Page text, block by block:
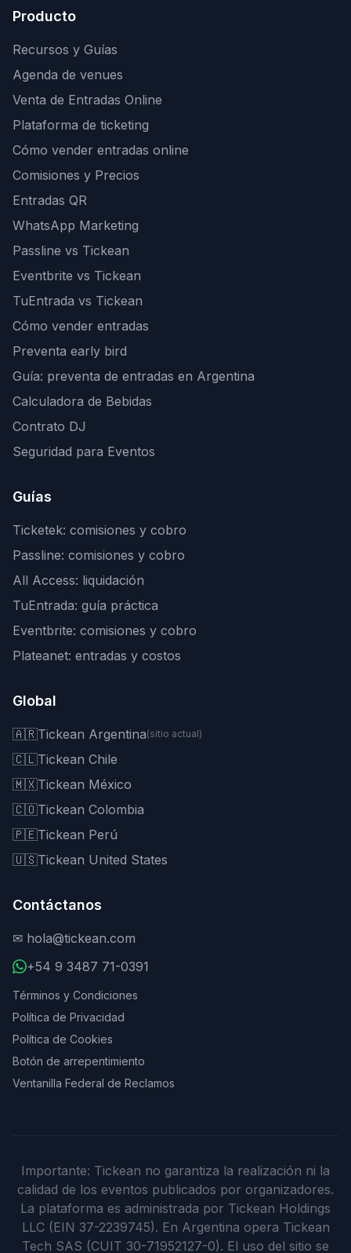
Producto
Recursos y Guías
Agenda de venues
Venta de Entradas Online
Plataforma de ticketing
Cómo vender entradas online
Comisiones y Precios
Entradas QR
WhatsApp Marketing
Passline vs Tickean
Eventbrite vs Tickean
TuEntrada vs Tickean
Cómo vender entradas
Preventa early bird
Guía: preventa de entradas en Argentina
Calculadora de Bebidas
Contrato DJ
Seguridad para Eventos
Guías
Ticketek: comisiones y cobro
Passline: comisiones y cobro
All Access: liquidación
TuEntrada: guía práctica
Eventbrite: comisiones y cobro
Plateanet: entradas y costos
Global
🇦🇷Tickean Argentina(sitio actual)
🇨🇱Tickean Chile
🇲🇽Tickean México
🇨🇴Tickean Colombia
🇵🇪Tickean Perú
🇺🇸Tickean United States
Contáctanos
✉ hola@tickean.com
+54 9 3487 71-0391
Términos y Condiciones
Política de Privacidad
Política de Cookies
Botón de arrepentimiento
Ventanilla Federal de Reclamos
Importante: Tickean no garantiza la realización ni la
calidad de los eventos publicados por organizadores.
La plataforma es administrada por Tickean Holdings
LLC (EIN 37-2239745). En Argentina opera Tickean
Tech SAS (CUIT 30-71952127-0). El uso del sitio se